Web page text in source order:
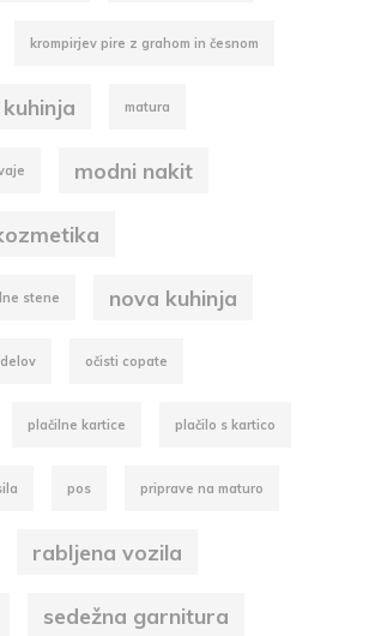
krompirjev pire z grahom in česnom
kuhinja matura
modni nakit
stene nova kuhinja
očisti copate
plačilne kartice plačilo s kartico
pos priprave na maturo
rabljena vozila
sedežna garnitura